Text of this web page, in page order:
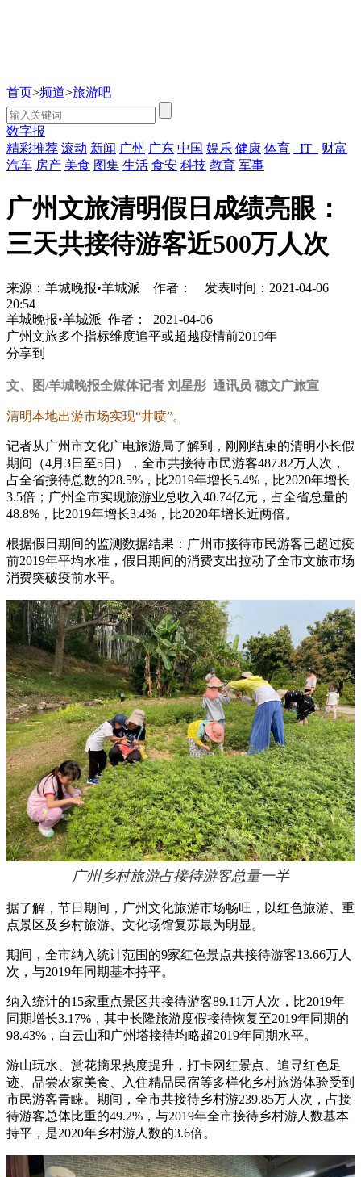
首页>频道>旅游吧
数字报
精彩推荐 滚动 新闻 广州 广东 中国 娱乐 健康 体育 IT
财富
汽车 房产 美食 图集 生活 食安 科技 教育 军事
广州文旅清明假日成绩亮眼：
三天共接待游客近500万人次
来源：羊城晚报•羊城派 作者：
发表时间：2021-04-06
20:54
羊城晚报•羊城派 作者：
2021-04-06
广州文旅多个指标维度追平或超越疫情前2019年
分享到
文、图/羊城晚报全媒体记者 刘星彤 通讯员 穗文广旅宣
清明本地出游市场实现“井喷”。
记者从广州市文化广电旅游局了解到，刚刚结束的清明小长假
期间（4月3日至5日），全市共接待市民游客487.82万人次，
占全省接待总数的28.5%，比2019年增长5.4%，比2020年增长
3.5倍；广州全市实现旅游业总收入40.74亿元，占全省总量的
48.8%，比2019年增长3.4%，比2020年增长近两倍。
根据假日期间的监测数据结果：广州市接待市民游客已超过疫
前2019年平均水准，假日期间的消费支出拉动了全市文旅市场
消费突破疫前水平。
广州乡村旅游占接待游客总量一半
据了解，节日期间，广州文化旅游市场畅旺，以红色旅游、重
点景区及乡村旅游、文化场馆复苏最为明显。
期间，全市纳入统计范围的9家红色景点共接待游客13.66万人
次，与2019年同期基本持平。
纳入统计的15家重点景区共接待游客89.11万人次，比2019年
同期增长3.17%，其中长隆旅游度假接待恢复至2019年同期的
98.43%，白云山和广州塔接待均略超2019年同期水平。
游山玩水、赏花摘果热度提升，打卡网红景点、追寻红色足
迹、品尝农家美食、入住精品民宿等多样化乡村旅游体验受到
市民游客青睐。期间，全市共接待乡村游239.85万人次，占接
待游客总体比重的49.2%，与2019年全市接待乡村游人数基本
持平，是2020年乡村游人数的3.6倍。